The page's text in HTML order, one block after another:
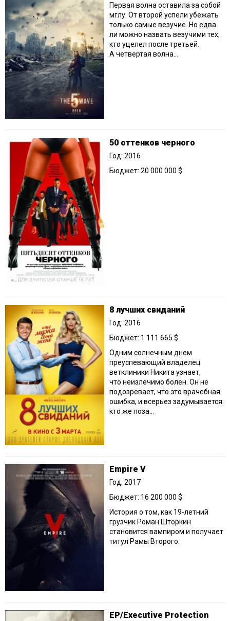
Первая волна оставила за собой
мглу. От второй успели убежать
только самые везучие. Но едва
ли можно назвать везучими тех,
кто уцелел после третьей.
А четвертая волна...
50 оттенков черного
Год: 2016
Бюджет: 20 000 000 $
8 лучших свиданий
Год: 2016
Бюджет: 1 111 665 $
Одним солнечным днем
преуспевающий владелец
ветклиники Никита узнает,
что неизлечимо болен. Он не
подозревает, что это врачебная
ошибка, и всерьез задумывается:
кто же поза...
Empire V
Год: 2017
Бюджет: 16 200 000 $
История о том, как 19-летний
грузчик Роман Шторкин
становится вампиром и получает
титул Рамы Второго.
EP/Executive Protection